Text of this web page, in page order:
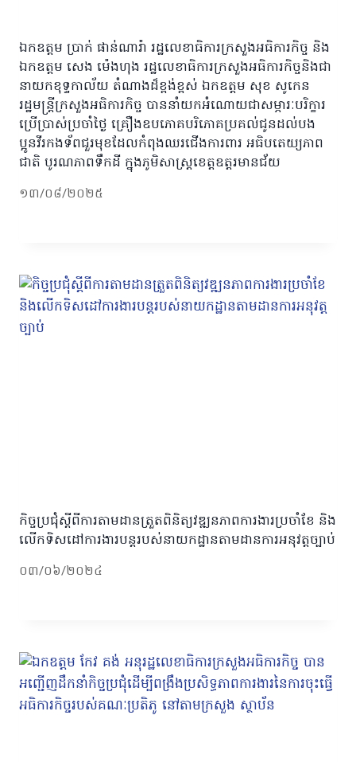
ឯកឧត្តម​ ប្រាក់​ ផាន់ណារ៉ា​ រដ្ឋលេខាធិការក្រសួងអធិការកិច្ច​ និង
ឯកឧត្តម សេង​ ម៉េងហុង​ រដ្ឋលេខាធិការក្រសួងអធិការកិច្ចនិងជា
នាយកខុទ្ទកាល័យ​ តំណាងដ៏ខ្ពង់ខ្ពស់​ ឯកឧត្ដម​ សុខ​ សូកេន​
រដ្ឋមន្រ្តីក្រសួងអធិការកិច្ច​ បាននាំយកអំណោយជាសម្ភារៈបរិក្ខារ
ប្រើប្រាស់ប្រចាំថ្ងៃ គ្រឿងឧបភោគបរិភោគប្រគល់ជូនដល់បង
ប្អូនវីរកងទ័ពជួរមុខដែលកំពុងឈរជើងការពារ អធិបតេយ្យភាព
ជាតិ បូរណភាពទឹកដី ក្នុងភូមិសាស្ត្រខេត្តឧត្តរមានជ័យ
១៣/០៨/២០២៥
កិច្ចប្រជុំស្ដីពីការតាមដានត្រួតពិនិត្យវឌ្ឍនភាពការងារប្រចាំខែ និង
លើកទិសដៅការងារបន្តរបស់នាយកដ្ឋានតាមដានការអនុវត្តច្បាប់
០៣/០៦/២០២៤